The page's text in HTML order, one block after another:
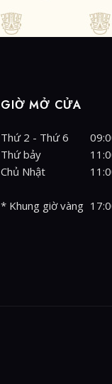
GIỜ MỞ CỬA
Thứ 2 - Thứ 6
Thứ bảy
Chủ Nhật
* Khung giờ vàng